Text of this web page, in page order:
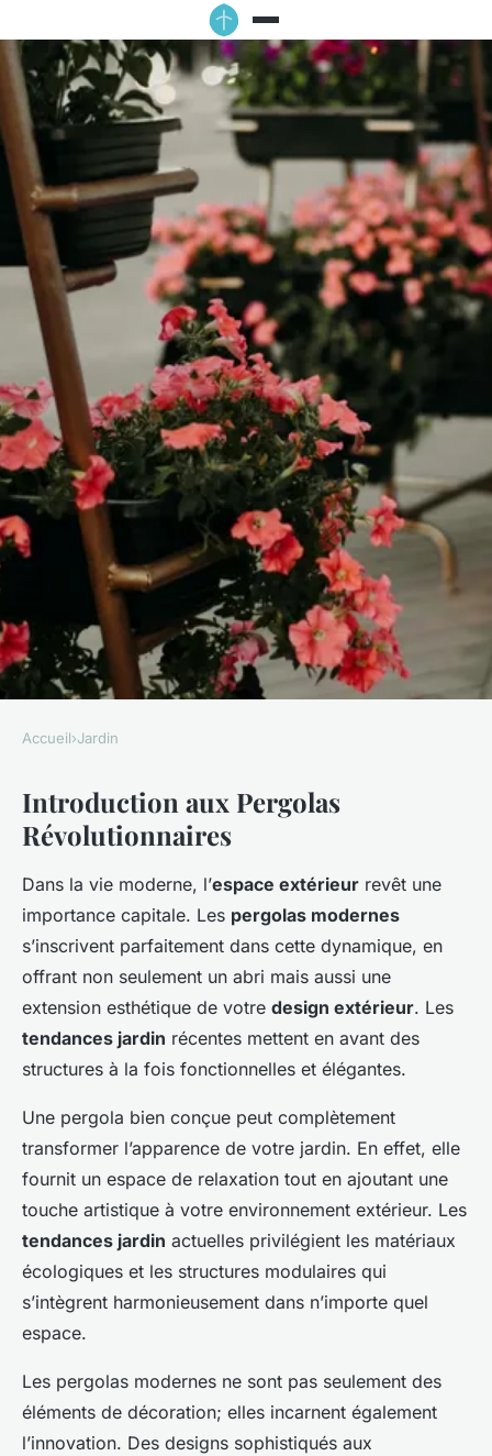
Découvrez les 10 pergolas les
plus révolutionnaires du
marché
Marceau 22 avril 2025 5 min de lecture
Accueil›Jardin
Introduction aux Pergolas
Révolutionnaires
Dans la vie moderne, l’espace extérieur revêt une
importance capitale. Les pergolas modernes
s’inscrivent parfaitement dans cette dynamique, en
offrant non seulement un abri mais aussi une
extension esthétique de votre design extérieur. Les
tendances jardin récentes mettent en avant des
structures à la fois fonctionnelles et élégantes.
Une pergola bien conçue peut complètement
transformer l’apparence de votre jardin. En effet, elle
fournit un espace de relaxation tout en ajoutant une
touche artistique à votre environnement extérieur. Les
tendances jardin actuelles privilégient les matériaux
écologiques et les structures modulaires qui
s’intègrent harmonieusement dans n’importe quel
espace.
Les pergolas modernes ne sont pas seulement des
éléments de décoration; elles incarnent également
l’innovation. Des designs sophistiqués aux